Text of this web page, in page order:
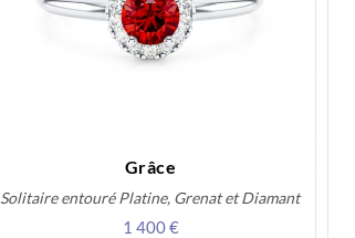
Grâce
Solitaire entouré Platine, Grenat et Diamant
1 400 €